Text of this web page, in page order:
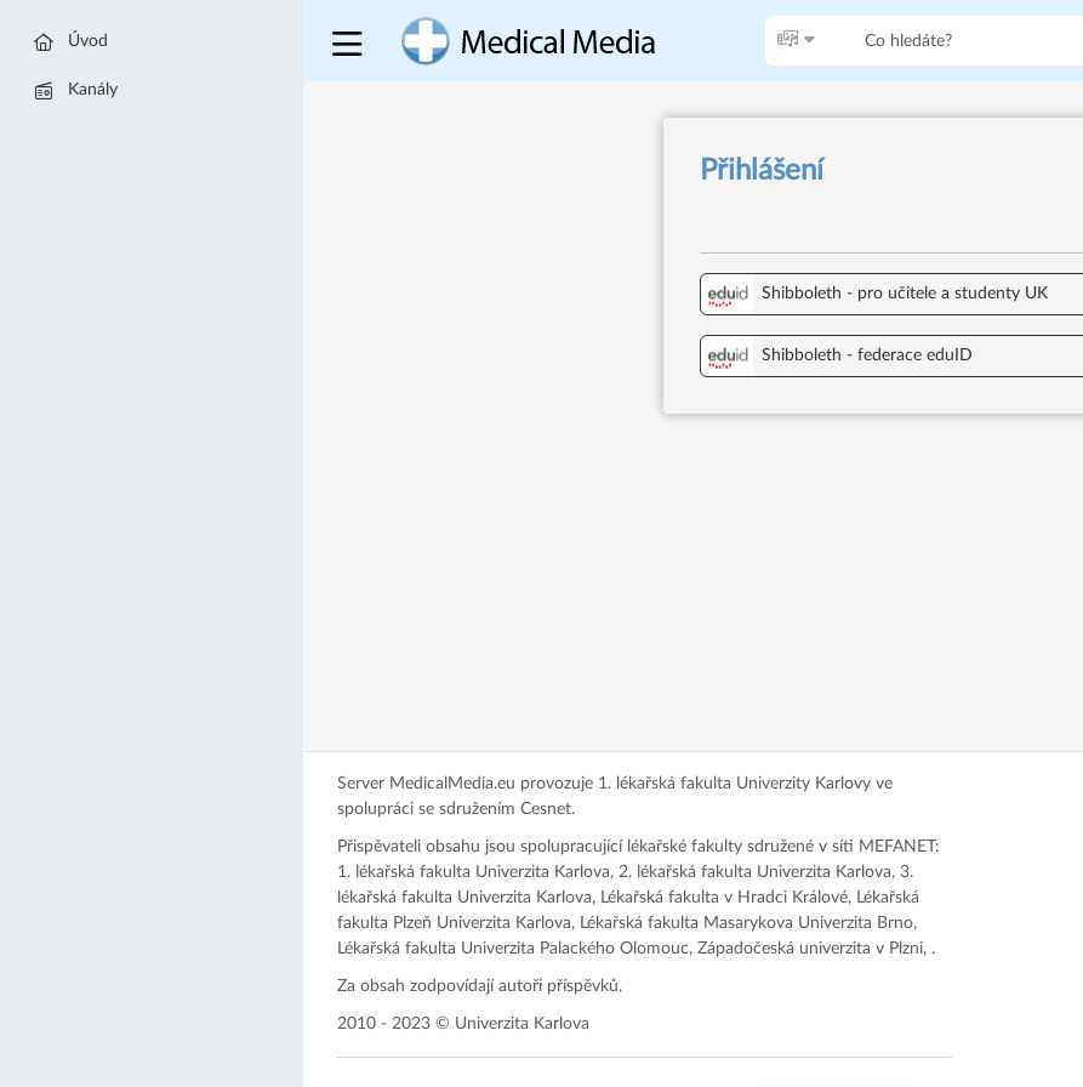
Úvod
Kanály
Přihlášení
Shibboleth - pro učitele a studenty UK
Shibboleth - federace eduID
Server MedicalMedia.eu provozuje 1. lékařská fakulta Univerzity Karlovy ve
spolupráci se sdružením Cesnet.
Přispěvateli obsahu jsou spolupracující lékařské fakulty sdružené v síti MEFANET:
1. lékařská fakulta Univerzita Karlova, 2. lékařská fakulta Univerzita Karlova, 3.
lékařská fakulta Univerzita Karlova, Lékařská fakulta v Hradci Králové, Lékařská
fakulta Plzeň Univerzita Karlova, Lékařská fakulta Masarykova Univerzita Brno,
Lékařská fakulta Univerzita Palackého Olomouc, Západočeská univerzita v Plzni, .
Za obsah zodpovídají autoři příspěvků.
2010 - 2023 © Univerzita Karlova